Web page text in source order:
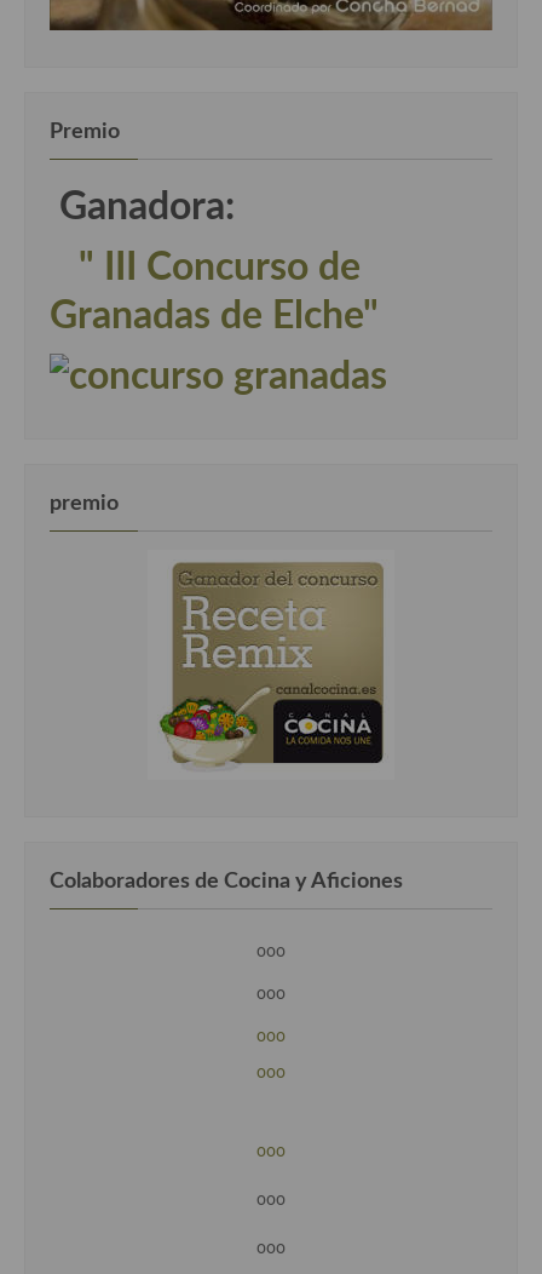
Premio
Ganadora:
" III Concurso de
Granadas de Elche"
premio
Colaboradores de Cocina y Aficiones
ooo
ooo
ooo
ooo
ooo
ooo
ooo